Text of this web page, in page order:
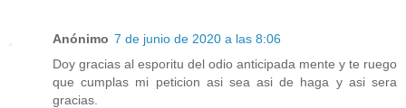
Anónimo 7 de junio de 2020 a las 8:06
Doy gracias al esporitu del odio anticipada mente y te ruego
que cumplas mi peticion asi sea asi de haga y asi sera
gracias.